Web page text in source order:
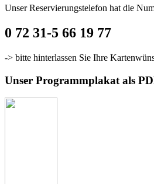
Unser Reservierungstelefon hat die
0 72 31-5 66 19 77
-> bitte hinterlassen Sie Ihre
Unser Programmplakat als